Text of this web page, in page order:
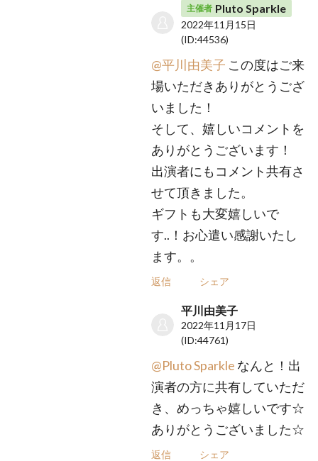
主催者 Pluto Sparkle
2022年11月15日
(ID:44536)
@平川由美子 この度はご来
場いただきありがとうござ
いました！
そして、嬉しいコメントを
ありがとうございます！
出演者にもコメント共有さ
せて頂きました。
ギフトも大変嬉しいで
す..！お心遣い感謝いたし
ます。。
返信 シェア
平川由美子
2022年11月17日
(ID:44761)
@Pluto Sparkle なんと！出
演者の方に共有していただ
き、めっちゃ嬉しいです☆
ありがとうございました☆
返信 シェア